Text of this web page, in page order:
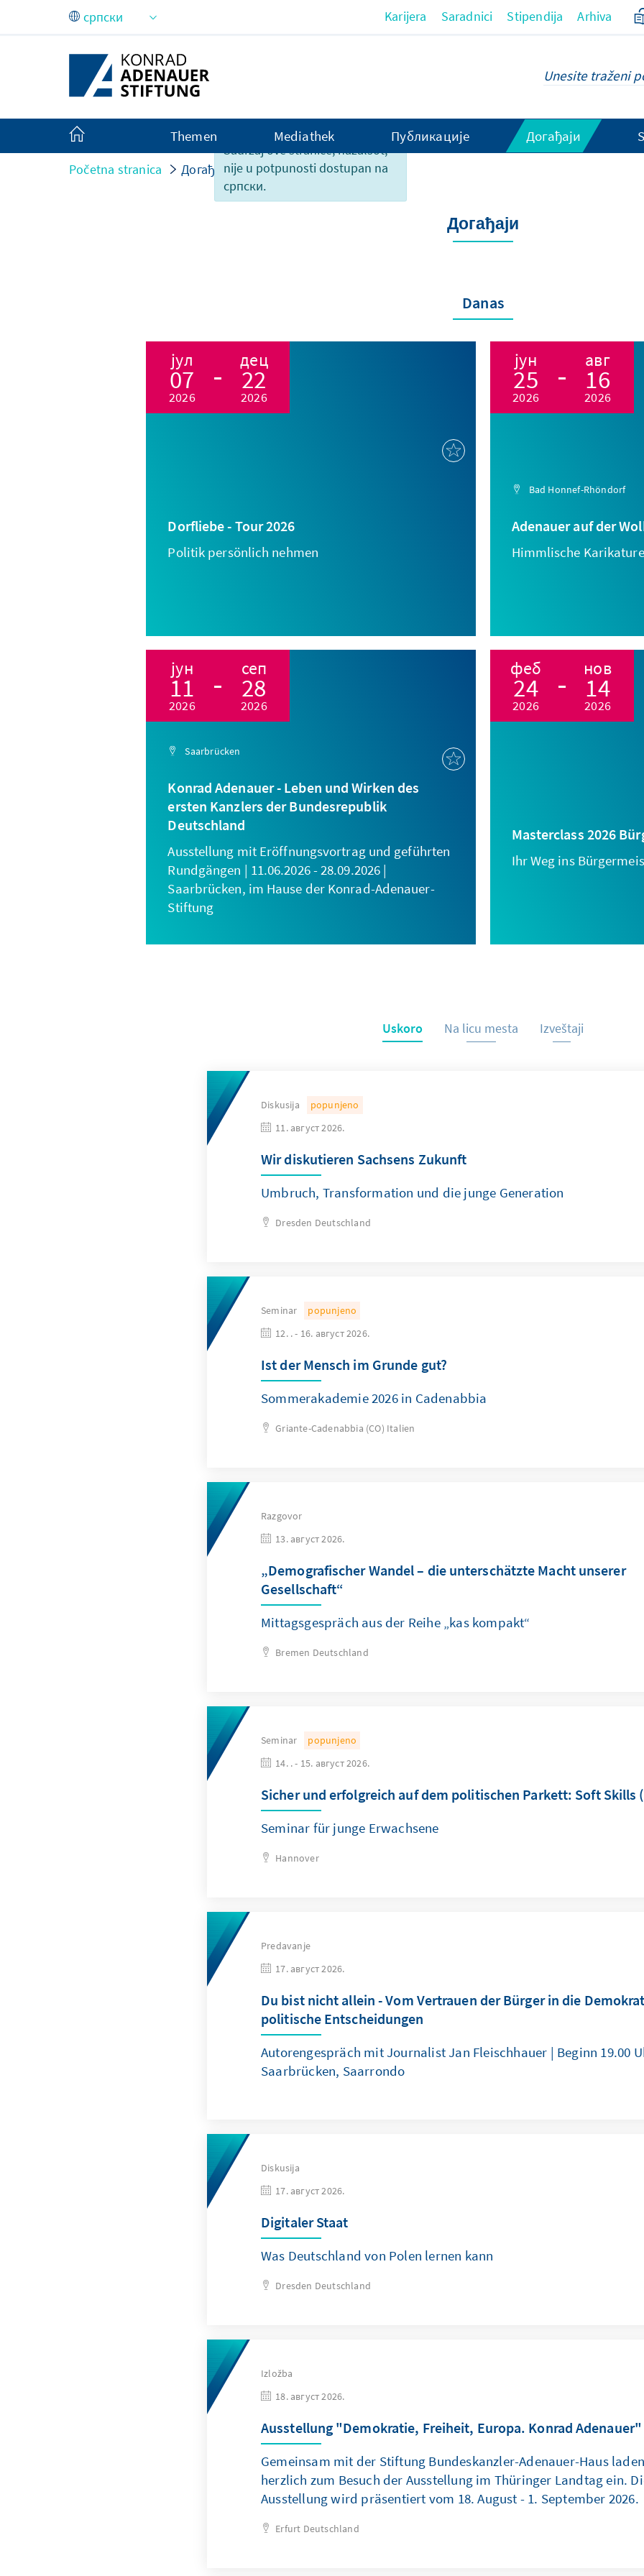
Skip to Main Content
Sadržaj ove stranice, nažalsot,
nije u potpunosti dostupan na
српски.
Karijera Saradnici Stipendija Arhiva
Themen Mediathek Публикације Догађаји
Početna stranica Догађаји
Догађаји
Danas
јул
07
2026
дец
22
2026
Dorfliebe - Tour 2026
Politik persönlich nehmen
јун
25
2026
авг
16
2026
Bad Honnef-Rhöndorf
Adenauer auf der
Himmlische
јун
11
2026
сеп
28
2026
Saarbrücken
Konrad Adenauer - Leben und Wirken des
ersten Kanzlers der Bundesrepublik
Deutschland
Ausstellung mit Eröffnungsvortrag und geführten
Rundgängen | 11.06.2026 - 28.09.2026 |
Saarbrücken, im Hause der Konrad-Adenauer-
Stiftung
феб
24
2026
нов
14
2026
Masterclass 2026
Ihr Weg ins
Uskoro Na licu mesta Izveštaji
Diskusija
popunjeno
11. август 2026.
Wir diskutieren Sachsens Zukunft
Umbruch, Transformation und die junge Generation
Dresden Deutschland
Seminar
popunjeno
12. . - 16. август 2026.
Ist der Mensch im Grunde gut?
Sommerakademie 2026 in Cadenabbia
Griante-Cadenabbia (CO) Italien
Razgovor
13. август 2026.
„Demografischer Wandel – die unterschätzte Macht unserer
Gesellschaft“
Mittagsgespräch aus der Reihe „kas kompakt“
Bremen Deutschland
Seminar
popunjeno
14. . - 15. август 2026.
Sicher und erfolgreich auf dem politischen Parkett: Soft Skills
Seminar für junge Erwachsene
Hannover
Predavanje
17. август 2026.
Du bist nicht allein - Vom Vertrauen der Bürger in die
politische Entscheidungen
Autorengespräch mit Journalist Jan Fleischhauer | Beginn 19.00
Saarbrücken, Saarrondo
Diskusija
17. август 2026.
Digitaler Staat
Was Deutschland von Polen lernen kann
Dresden Deutschland
Izložba
18. август 2026.
Ausstellung "Demokratie, Freiheit, Europa. Konrad Adenauer"
Gemeinsam mit der Stiftung Bundeskanzler-Adenauer-Haus
herzlich zum Besuch der Ausstellung im Thüringer Landtag ein.
Ausstellung wird präsentiert vom 18. August - 1. September 2026.
Erfurt Deutschland